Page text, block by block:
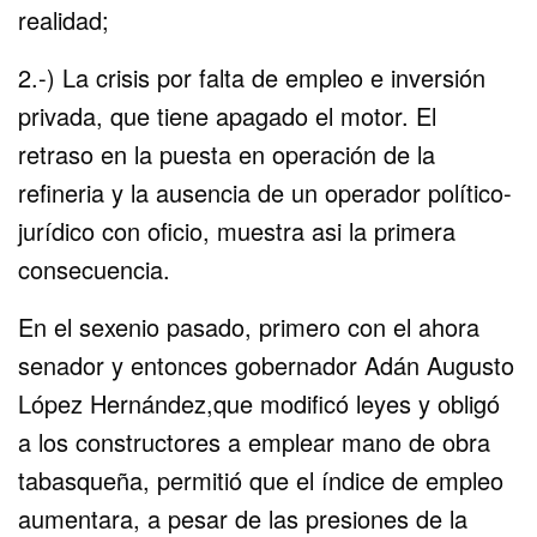
realidad;
2.-) La crisis por falta de empleo e inversión
privada, que tiene apagado el motor. El
retraso en la puesta en operación de la
refineria y la ausencia de un operador político-
jurídico con oficio, muestra asi la primera
consecuencia.
En el sexenio pasado, primero con el ahora
senador y entonces gobernador Adán Augusto
López Hernández,que modificó leyes y obligó
a los constructores a emplear mano de obra
tabasqueña, permitió que el índice de empleo
aumentara, a pesar de las presiones de la